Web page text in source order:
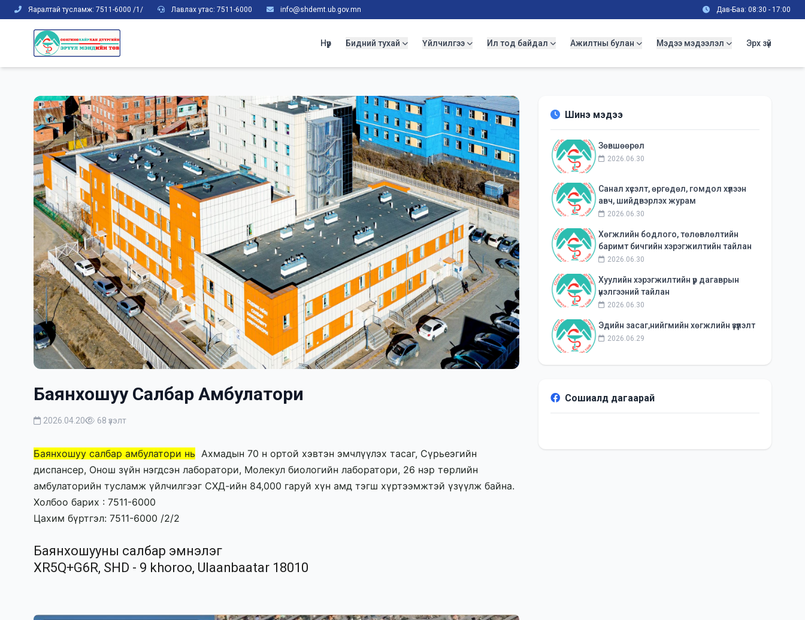
Яаралтай тусламж: 7511-6000 /1/ Лавлах утас: 7511-6000 info@shdemt.ub.gov.mn Дав-Баа: 08:30 - 17:00
Нүүр Бидний тухай Үйлчилгээ Ил тод байдал Ажилтны булан Мэдээ мэдээлэл Эрх зүй
Баянхошуу Салбар Амбулатори
2026.04.20 68 үзэлт
Баянхошуу салбар амбулатори нь
  Ахмадын 70 н ортой хэвтэн эмчлүүлэх тасаг, Сүрьеэгийн
диспансер, Онош зүйн нэгдсэн лаборатори, Молекул биологийн лаборатори, 26 нэр төрлийн
амбулаторийн тусламж үйлчилгээг СХД-ийн 84,000 гаруй хүн амд тэгш хүртээмжтэй үзүүлж байна.
Холбоо барих : 7511-6000
Цахим бүртгэл: 7511-6000 /2/2
Баянхошууны салбар эмнэлэг
XR5Q+G6R, SHD - 9 khoroo, Ulaanbaatar 18010
Шинэ мэдээ
Зөвшөөрөл
2026.06.30
Санал хүсэлт, өргөдөл, гомдол хүлээн
авч, шийдвэрлэх журам
2026.06.30
Хөгжлийн бодлого, төлөвлөлтийн
баримт бичгийн хэрэгжилтийн тайлан
2026.06.30
Хуулийн хэрэгжилтийн үр дагаврын
үнэлгээний тайлан
2026.06.30
Эдийн засаг,нийгмийн хөгжлийн үзүүлэлт
2026.06.29
Сошиалд дагаарай